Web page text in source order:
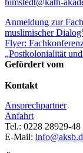
Anmeldung zur
muslimischer
Flyer:
„Postkolonialität
Gefördert vom
Kontakt
Ansprechpartner
Anfahrt
Tel.: 0228 28929-48
E-Mail: